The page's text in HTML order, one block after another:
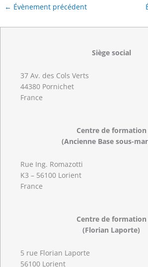
← Évènement précédent
Siège social
37 Av. des Cols Verts
44380 Pornichet
France
Centre de formation
(Ancienne Base sous-
Rue Ing. Romazotti
K3 – 56100 Lorient
France
Centre de formation
(Florian Laporte)
5 rue Florian Laporte
56100 Lorient